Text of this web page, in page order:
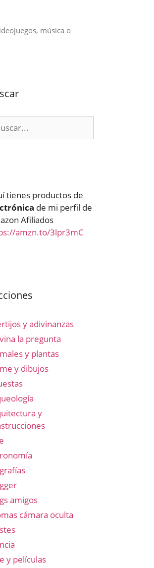
música o
tienes productos de
de mi perfil de
Afiliados
amzn.to/3lpr3mC
y adivinanzas
la pregunta
y plantas
y dibujos
y
amigos
cámara oculta
y películas